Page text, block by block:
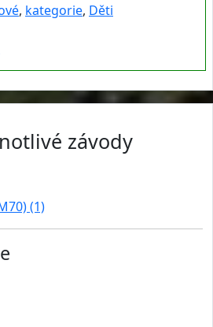
, kategorie, Děti
závody
(1)